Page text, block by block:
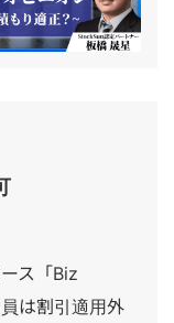
ス「Biz
は割引適用外